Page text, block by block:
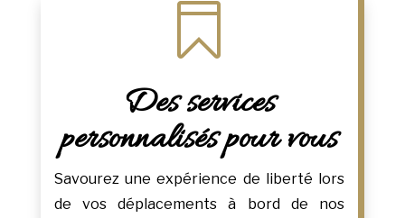

Des services
personnalisés pour vous
Savourez une expérience de liberté lors
de vos déplacements à bord de nos